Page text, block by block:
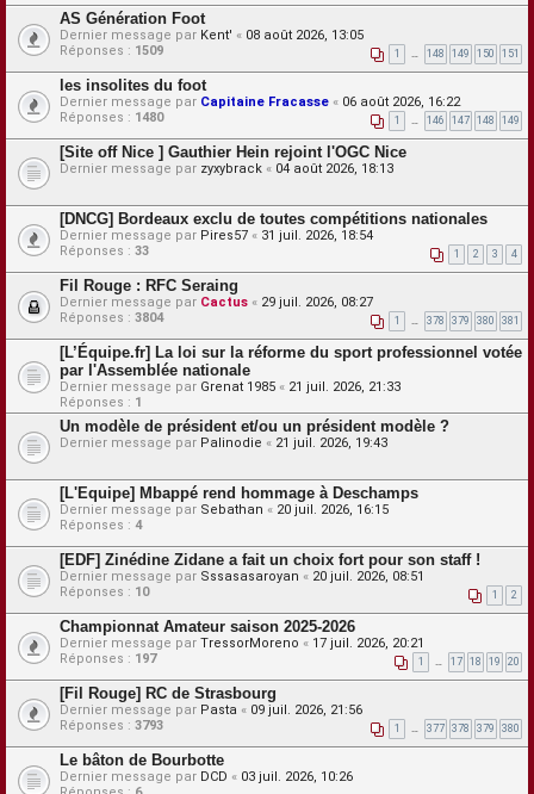
AS Génération Foot
Dernier message par Kent' « 08 août 2026, 13:05
Réponses : 1509 1 … 148 149 150 151
les insolites du foot
Dernier message par Capitaine Fracasse « 06 août 2026, 16:22
Réponses : 1480 1 … 146 147 148 149
[Site off Nice ] Gauthier Hein rejoint l'OGC Nice
Dernier message par zyxybrack « 04 août 2026, 18:13
[DNCG] Bordeaux exclu de toutes compétitions nationales
Dernier message par Pires57 « 31 juil. 2026, 18:54
Réponses : 33 1 2 3 4
Fil Rouge : RFC Seraing
Dernier message par Cactus « 29 juil. 2026, 08:27
Réponses : 3804 1 … 378 379 380 381
[L’Équipe.fr] La loi sur la réforme du sport professionnel votée
par l'Assemblée nationale
Dernier message par Grenat 1985 « 21 juil. 2026, 21:33
Réponses : 1
Un modèle de président et/ou un président modèle ?
Dernier message par Palinodie « 21 juil. 2026, 19:43
[L'Equipe] Mbappé rend hommage à Deschamps
Dernier message par Sebathan « 20 juil. 2026, 16:15
Réponses : 4
[EDF] Zinédine Zidane a fait un choix fort pour son staff !
Dernier message par Sssasasaroyan « 20 juil. 2026, 08:51
Réponses : 10 1 2
Championnat Amateur saison 2025-2026
Dernier message par TressorMoreno « 17 juil. 2026, 20:21
Réponses : 197 1 … 17 18 19 20
[Fil Rouge] RC de Strasbourg
Dernier message par Pasta « 09 juil. 2026, 21:56
Réponses : 3793 1 … 377 378 379 380
Le bâton de Bourbotte
Dernier message par DCD « 03 juil. 2026, 10:26